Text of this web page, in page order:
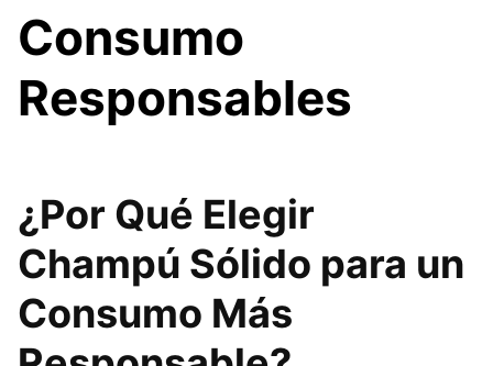
Consumo
Responsables
¿Por Qué Elegir
Champú Sólido para un
Consumo Más